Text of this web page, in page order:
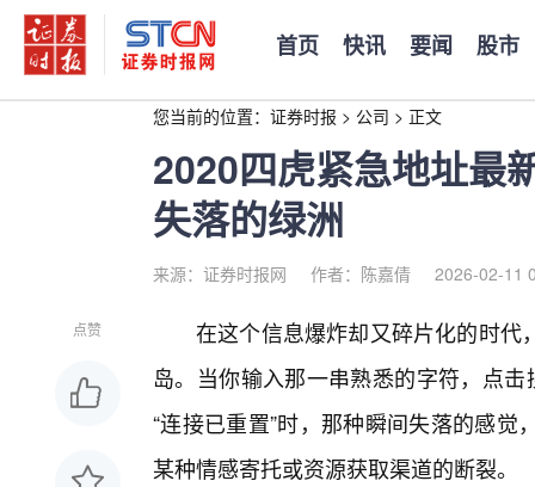
首页 快讯 要闻 股市
您当前的位置： 证券时报 > 公司 > 正文
2020四虎紧急地址最
失落的绿洲
来源：证券时报网 作者：陈嘉倩 2026-02-11
点赞
在这个信息爆炸却又碎片化的时代
岛。当你输入那一串熟悉的字符，点
“连接已重置”时，那种瞬间失落的感
某种情感寄托或资源获取渠道的断裂。